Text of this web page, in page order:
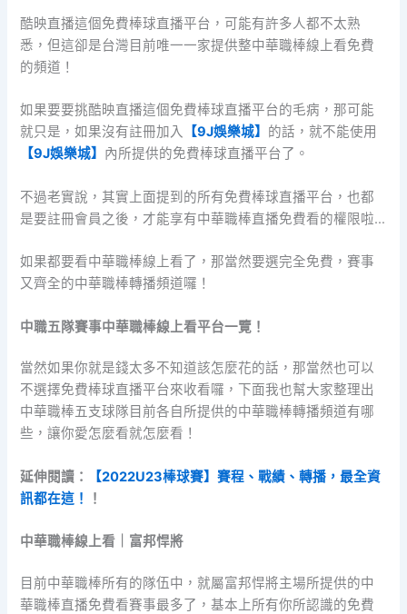
酷映直播這個免費棒球直播平台，可能有許多人都不太熟
悉，但這卻是台灣目前唯一一家提供整中華職棒線上看免費
的頻道！
如果要要挑酷映直播這個免費棒球直播平台的毛病，那可能
就只是，如果沒有註冊加入
【9J娛樂城】 的話，就不能使用
【9J娛樂城】 內所提供的免費棒球直播平台了。
不過老實說，其實上面提到的所有免費棒球直播平台，也都
是要註冊會員之後，才能享有中華職棒直播免費看的權限啦…
如果都要看中華職棒線上看了，那當然要選完全免費，賽事
又齊全的中華職棒轉播頻道囉！
中職五隊賽事中華職棒線上看平台一覽！
當然如果你就是錢太多不知道該怎麼花的話，那當然也可以
不選擇免費棒球直播平台來收看囉，下面我也幫大家整理出
中華職棒五支球隊目前各自所提供的中華職棒轉播頻道有哪
些，讓你愛怎麼看就怎麼看！
延伸閱讀：
【2022U23棒球賽】賽程、戰績、轉播，最全資
訊都在這！
！
中華職棒線上看｜富邦悍將
目前中華職棒所有的隊伍中，就屬富邦悍將主場所提供的中
華職棒直播免費看賽事最多了，基本上所有你所認識的免費